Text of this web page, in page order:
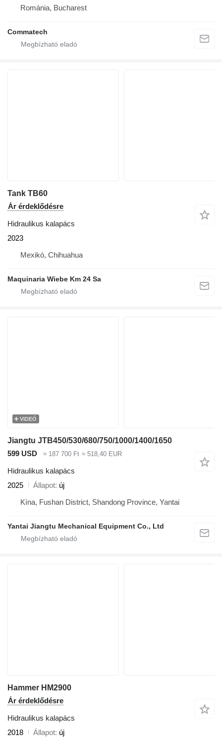
Románia, Bucharest
Commatech
Tank TB60
Ár érdeklődésre
Hidraulikus kalapács
2023
Mexikó, Chihuahua
Maquinaria Wiebe Km 24 Sa
VIDEÓ
Jiangtu JTB450/530/680/750/1000/1400/1650
599 USD
≈ 187 700 Ft ≈ 518,40 EUR
Hidraulikus kalapács
2025
Állapot új
Kína, Fushan District, Shandong Province, Yantai
Yantai Jiangtu Mechanical Equipment Co., Ltd
Hammer HM2900
Ár érdeklődésre
Hidraulikus kalapács
2018
Állapot új